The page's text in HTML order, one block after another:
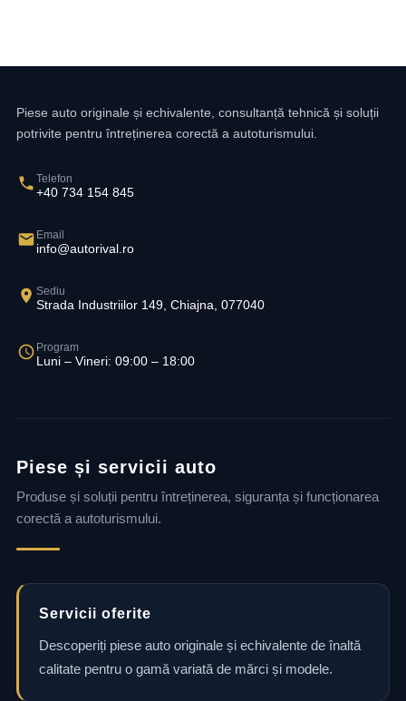
Piese auto originale și echivalente, consultanță tehnică și soluții
potrivite pentru întreținerea corectă a autoturismului.
Telefon
+40 734 154 845
Email
info@autorival.ro
Sediu
Strada Industriilor 149, Chiajna, 077040
Program
Luni – Vineri: 09:00 – 18:00
Piese și servicii auto
Produse și soluții pentru întreținerea, siguranța și funcționarea
corectă a autoturismului.
Servicii oferite
Descoperiți piese auto originale și echivalente de înaltă
calitate pentru o gamă variată de mărci și modele.